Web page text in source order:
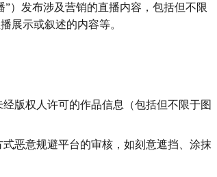
）发布涉及营销的直播内容，包括但不限
展示或叙述的内容等。
版权人许可的作品信息（包括但不限于图
恶意规避平台的审核，如刻意遮挡、涂抹